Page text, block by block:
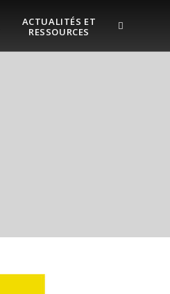
ACTUALITÉS ET
RESSOURCES